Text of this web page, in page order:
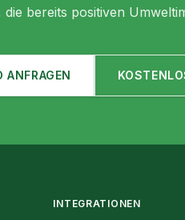
bereits positiven
ANFRAGEN
INTEGRATIONEN